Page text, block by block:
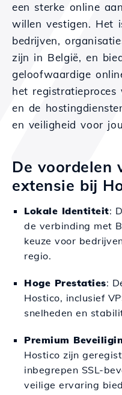
een sterke online
willen vestigen. Het
bedrijven,
zijn in België, en
geloofwaardige
het registratieproces
en de
en veiligheid voor
De voordelen
extensie bij
Lokale Identiteit:
de verbinding met
keuze voor
regio.
Hoge Prestaties:
Hostico, inclusief
snelheden en
Premium
Hostico zijn
inbegrepen SSL-
veilige ervaring